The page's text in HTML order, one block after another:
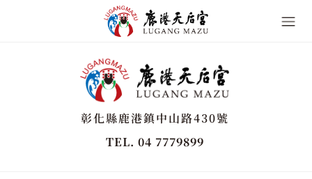
彰化縣鹿港鎮中山路430號
TEL. 04 7779899